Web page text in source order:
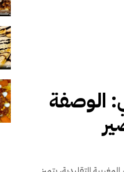
الوصفة